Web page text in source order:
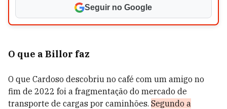
Seguir no Google
O que a Billor faz
O que Cardoso descobriu no café com um amigo no
fim de 2022 foi a fragmentação do mercado de
transporte de cargas por caminhões. Segundo a